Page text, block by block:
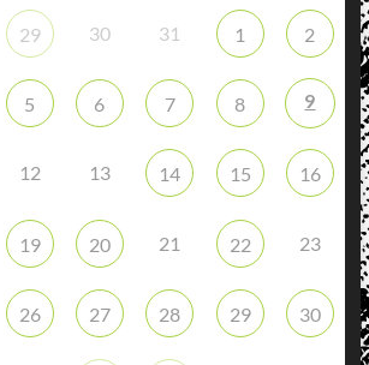
29 30 31 1 2
5 6 7 8 9
12 13 14 15 16
19 20 21 22 23
26 27 28 29 30